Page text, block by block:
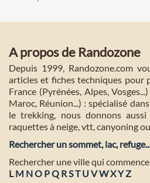
A propos de Randozone
Depuis 1999, Randozone.com
articles et fiches techniques pour
France (Pyrénées, Alpes,
Maroc, Réunion...) : spécialisé
le trekking, nous donnons
raquettes à neige, vtt, canyoning
Rechercher un sommet, lac, refuge...
Rechercher une ville qui
L M NO PQ RST U VWXYZ